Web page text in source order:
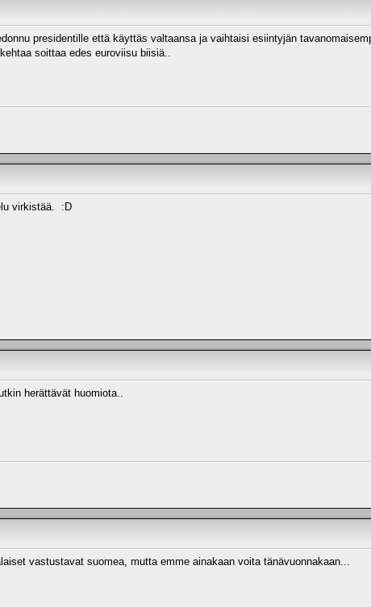
presidentille että käyttäs valtaansa ja vaihtaisi esiintyjän
soittaa edes euroviisu biisiä..
virkistää. :D
herättävät huomiota..
vastustavat suomea, mutta emme ainakaan voita tänävuonnakaan...